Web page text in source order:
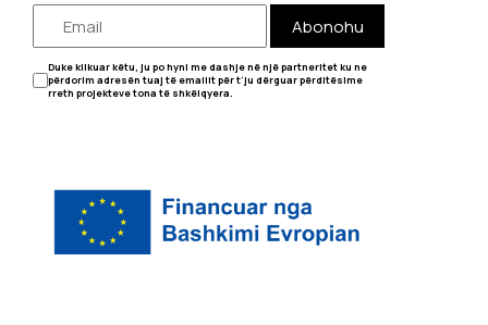
Abonohu
Duke klikuar këtu, ju po hyni me dashje në një partneritet ku ne
përdorim adresën tuaj të emailit për t'ju dërguar përditësime
rreth projekteve tona të shkëlqyera.